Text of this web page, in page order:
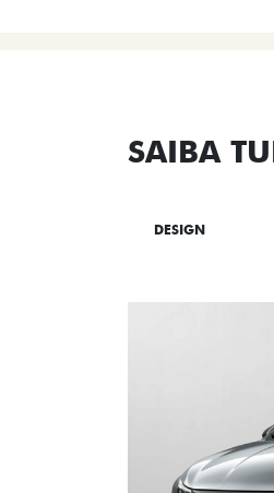
SAIBA
DESIGN